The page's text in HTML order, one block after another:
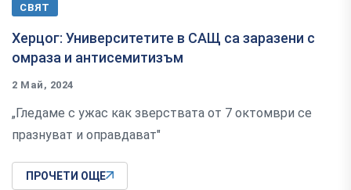
СВЯТ
Херцог: Университетите в САЩ са заразени с
омраза и антисемитизъм
2 Май, 2024
„Гледаме с ужас как зверствата от 7 октомври се
празнуват и оправдават"
ПРОЧЕТИ ОЩЕ